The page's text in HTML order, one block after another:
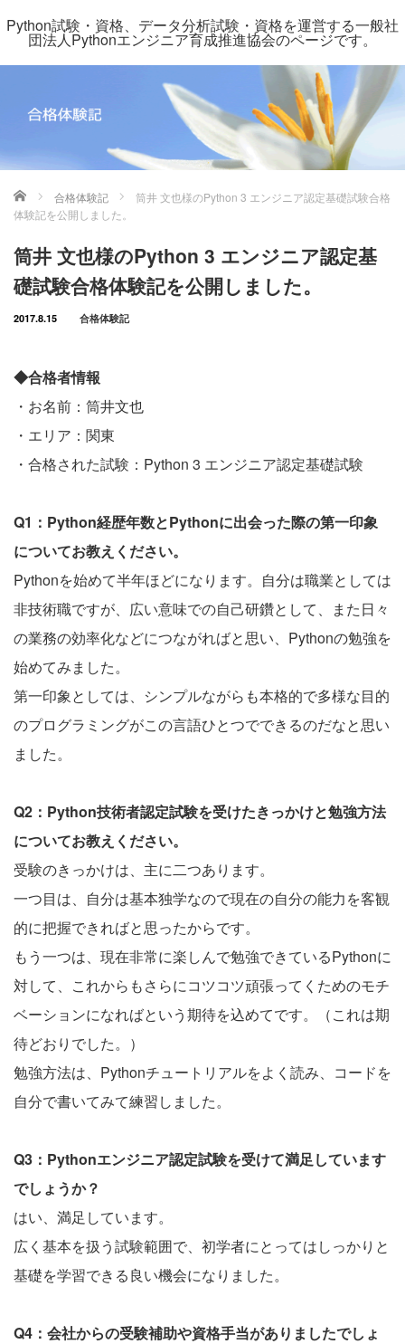
Python試験・資格、データ分析試験・資格を運営する一般社
団法人Pythonエンジニア育成推進協会のページです。
ホーム 合格体験記
筒井 文也様のPython 3 エンジニア認定基礎試験合格
体験記を公開しました。
筒井 文也様のPython 3 エンジニア認定基
礎試験合格体験記を公開しました。
2017.8.15 合格体験記
◆合格者情報
・お名前：筒井文也
・エリア：関東
・合格された試験：Python 3 エンジニア認定基礎試験
Q1：Python経歴年数とPythonに出会った際の第一印象
についてお教えください。
Pythonを始めて半年ほどになります。自分は職業としては
非技術職ですが、広い意味での自己研鑽として、また日々
の業務の効率化などにつながればと思い、Pythonの勉強を
始めてみました。
第一印象としては、シンプルながらも本格的で多様な目的
のプログラミングがこの言語ひとつでできるのだなと思い
ました。
Q2：Python技術者認定試験を受けたきっかけと勉強方法
についてお教えください。
受験のきっかけは、主に二つあります。
一つ目は、自分は基本独学なので現在の自分の能力を客観
的に把握できればと思ったからです。
もう一つは、現在非常に楽しんで勉強できているPythonに
対して、これからもさらにコツコツ頑張ってくためのモチ
ベーションになればという期待を込めてです。（これは期
待どおりでした。）
勉強方法は、Pythonチュートリアルをよく読み、コードを
自分で書いてみて練習しました。
Q3：Pythonエンジニア認定試験を受けて満足しています
でしょうか？
はい、満足しています。
広く基本を扱う試験範囲で、初学者にとってはしっかりと
基礎を学習できる良い機会になりました。
Q4：会社からの受験補助や資格手当がありましたでしょ